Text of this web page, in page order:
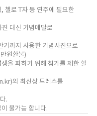
첼로 T자 등 연주에 필요한
대신 기념메달로
기까지 사용한 기념사진으로
원환불)
을 피하기 위해 참가를 제한 할
)의 최신상 드레스를
.
불가능 합니다.